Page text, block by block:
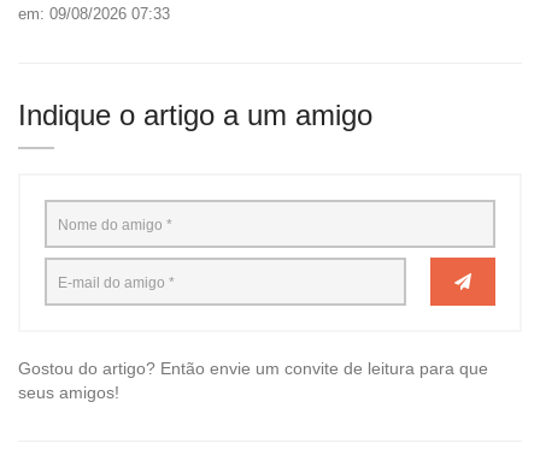
em: 09/08/2026 07:33
Indique o artigo a um amigo
Gostou do artigo? Então envie um convite de leitura para que
seus amigos!